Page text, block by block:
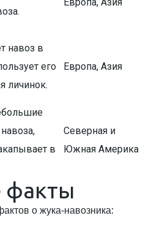
навоз в
его
личинок.
Европа, Азия
в
Северная и
Южная Америка
факты
о жука-навозника: